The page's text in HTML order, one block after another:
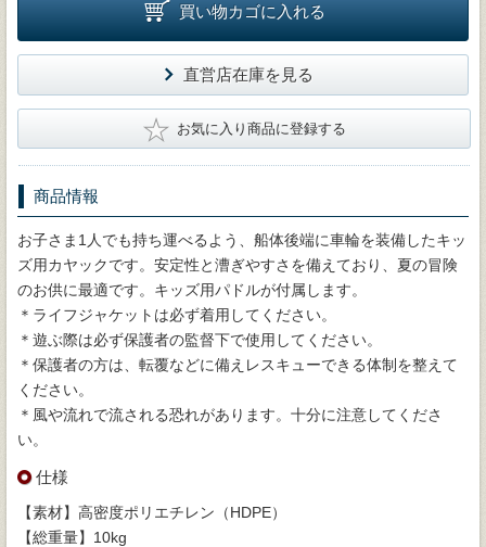
買い物カゴに入れる
直営店在庫を見る
★ お気に入り商品に登録する
商品情報
お子さま1人でも持ち運べるよう、船体後端に車輪を装備したキッ
ズ用カヤックです。安定性と漕ぎやすさを備えており、夏の冒険
のお供に最適です。キッズ用パドルが付属します。
＊ライフジャケットは必ず着用してください。
＊遊ぶ際は必ず保護者の監督下で使用してください。
＊保護者の方は、転覆などに備えレスキューできる体制を整えて
ください。
＊風や流れで流される恐れがあります。十分に注意してくださ
い。
仕様
【素材】高密度ポリエチレン（HDPE）
【総重量】10kg